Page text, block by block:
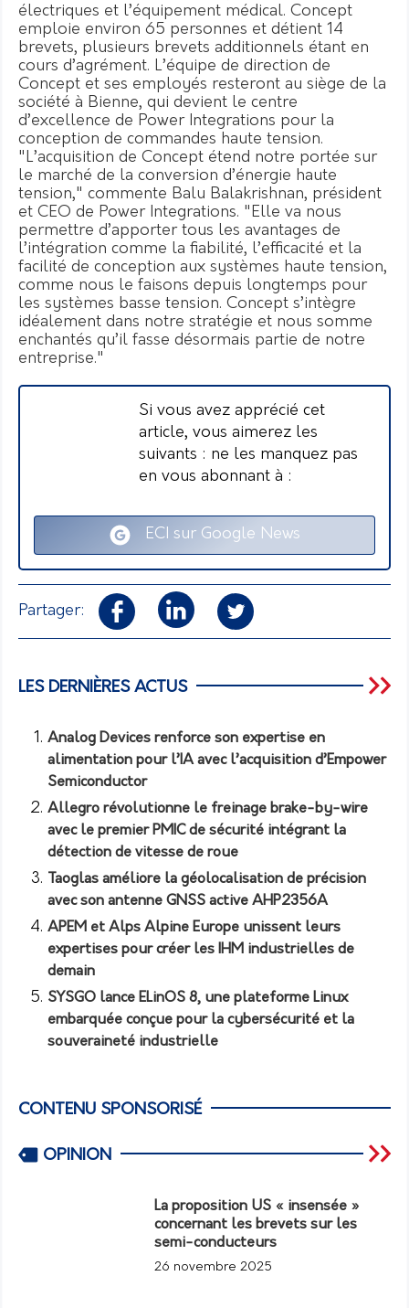
électriques et l’équipement médical. Concept
emploie environ 65 personnes et détient 14
brevets, plusieurs brevets additionnels étant en
cours d’agrément. L’équipe de direction de
Concept et ses employés resteront au siège de la
société à Bienne, qui devient le centre
d’excellence de Power Integrations pour la
conception de commandes haute tension.
"L’acquisition de Concept étend notre portée sur
le marché de la conversion d’énergie haute
tension," commente Balu Balakrishnan, président
et CEO de Power Integrations. "Elle va nous
permettre d’apporter tous les avantages de
l’intégration comme la fiabilité, l’efficacité et la
facilité de conception aux systèmes haute tension,
comme nous le faisons depuis longtemps pour
les systèmes basse tension. Concept s’intègre
idéalement dans notre stratégie et nous somme
enchantés qu’il fasse désormais partie de notre
entreprise."
Si vous avez apprécié cet
article, vous aimerez les
suivants : ne les manquez pas
en vous abonnant à :
ECI sur Google News
Partager:
LES DERNIÈRES ACTUS
Analog Devices renforce son expertise en
alimentation pour l’IA avec l’acquisition d’Empower
Semiconductor
Allegro révolutionne le freinage brake-by-wire
avec le premier PMIC de sécurité intégrant la
détection de vitesse de roue
Taoglas améliore la géolocalisation de précision
avec son antenne GNSS active AHP2356A
APEM et Alps Alpine Europe unissent leurs
expertises pour créer les IHM industrielles de
demain
SYSGO lance ELinOS 8, une plateforme Linux
embarquée conçue pour la cybersécurité et la
souveraineté industrielle
CONTENU SPONSORISÉ
OPINION
La proposition US « insensée »
concernant les brevets sur les
semi-conducteurs
26 novembre 2025